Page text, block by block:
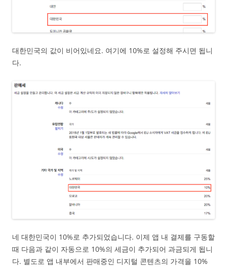
대한민국의 값이 비어있네요. 여기에 10%로 설정해 주시면 됩니
다.
네 대한민국이 10%로 추가되었습니다. 이제 앱 내 결제를 구동할
때 다음과 같이 자동으로 10%의 세금이 추가되어 과금되게 됩니
다. 별도로 앱 내부에서 판매중인 디지털 콘텐츠의 가격을 10%